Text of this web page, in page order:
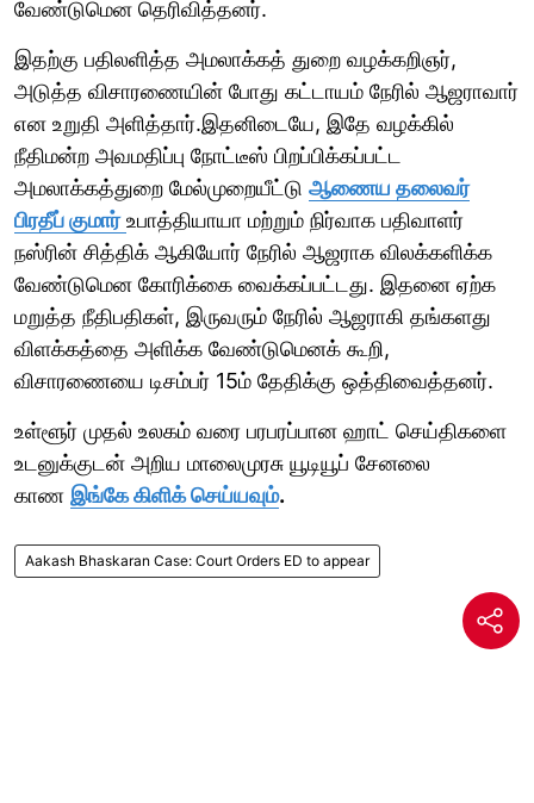
வேண்டுமென தெரிவித்தனர்.
இதற்கு பதிலளித்த அமலாக்கத் துறை வழக்கறிஞர்,
அடுத்த விசாரணையின் போது கட்டாயம் நேரில் ஆஜராவார்
என உறுதி அளித்தார்.இதனிடையே, இதே வழக்கில்
நீதிமன்ற அவமதிப்பு நோட்டீஸ் பிறப்பிக்கப்பட்ட
அமலாக்கத்துறை மேல்முறையீட்டு ஆணைய தலைவர்
பிரதீப் குமார் உபாத்தியாயா மற்றும் நிர்வாக பதிவாளர்
நஸ்ரின் சித்திக் ஆகியோர் நேரில் ஆஜராக விலக்களிக்க
வேண்டுமென கோரிக்கை வைக்கப்பட்டது. இதனை ஏற்க
மறுத்த நீதிபதிகள், இருவரும் நேரில் ஆஜராகி தங்களது
விளக்கத்தை அளிக்க வேண்டுமெனக் கூறி,
விசாரணையை டிசம்பர் 15ம் தேதிக்கு ஒத்திவைத்தனர்.
உள்ளூர் முதல் உலகம் வரை பரபரப்பான ஹாட் செய்திகளை
உடனுக்குடன் அறிய மாலைமுரசு யூடியூப் சேனலை
காண இங்கே கிளிக் செய்யவும்.
Aakash Bhaskaran Case: Court Orders ED to appear